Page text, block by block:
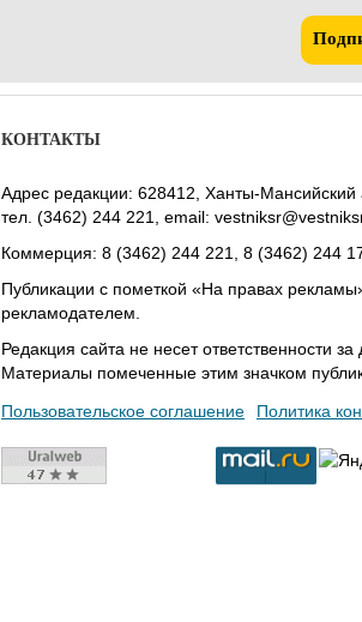
КОНТАКТЫ
Адрес редакции: 628412, Ханты-Мансийский
тел. (3462) 244 221, email:
Коммерция: 8 (3462) 244 221, 8 (3462) 244
Публикации с пометкой «На правах
рекламодателем.
Редакция сайта не несет ответственности
Материалы помеченные этим значком
Пользовательское соглашение
Политика